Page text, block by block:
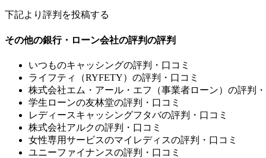
下記より評判を投稿する
その他の銀行・ローン会社の評判の評判
いつものキャッシングの評判・口コミ
ライフティ（RYFETY）の評判・口コミ
株式会社エム・アール・エフ（事業者ローン）の評判
学生ローンの友林堂の評判・口コミ
レディースキャッシングフタバの評判・口コミ
株式会社アルクの評判・口コミ
女性専用サービスのマイレディスの評判・口コミ
ユニーファイナンスの評判・口コミ